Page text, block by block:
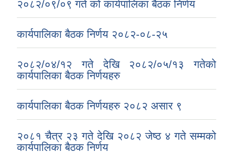
२०८२/०९/०९ गते को कार्यपालिका बैठक निर्णय
कार्यपालिका बैठक निर्णय २०८२-०८-२५
२०८२/०४/१२ गते देखि २०८२/०५/१३ गतेको
कार्यपालिका बैठक निर्णयहरु
कार्यपालिका बैठक निर्णयहरु २०८२ असार ९
२०८१ चैत्र २३ गते देखि २०८२ जेष्ठ ४ गते सम्मको
कार्यपालिका बैठक निर्णय